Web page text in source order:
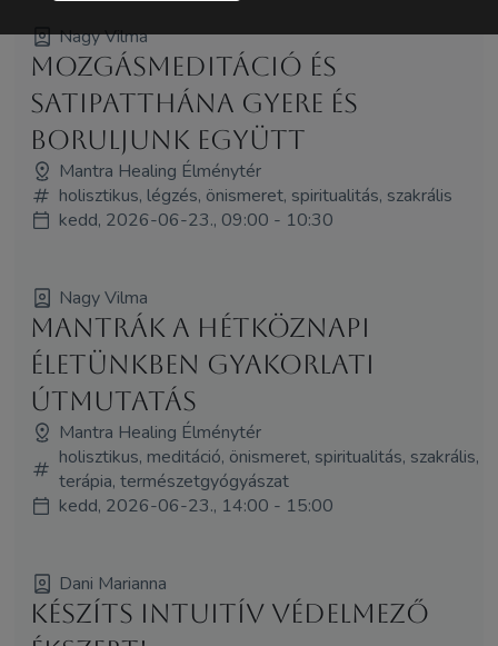
Nagy Vilma
Mozgásmeditáció és
Satipatthána Gyere és
boruljunk együtt
Mantra Healing Élménytér
holisztikus, légzés, önismeret, spiritualitás, szakrális
kedd, 2026-06-23., 09:00 - 10:30
Nagy Vilma
Mantrák a hétköznapi
életünkben gyakorlati
útmutatás
Mantra Healing Élménytér
holisztikus, meditáció, önismeret, spiritualitás, szakrális,
terápia, természetgyógyászat
kedd, 2026-06-23., 14:00 - 15:00
Dani Marianna
Készíts intuitív védelmező